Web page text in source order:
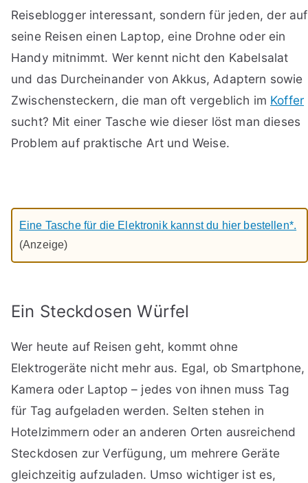
Reiseblogger interessant, sondern für jeden, der auf
seine Reisen einen Laptop, eine Drohne oder ein
Handy mitnimmt. Wer kennt nicht den Kabelsalat
und das Durcheinander von Akkus, Adaptern sowie
Zwischensteckern, die man oft vergeblich im Koffer
sucht? Mit einer Tasche wie dieser löst man dieses
Problem auf praktische Art und Weise.
Eine Tasche für die Elektronik kannst du hier bestellen*.
(Anzeige)
Ein Steckdosen Würfel
Wer heute auf Reisen geht, kommt ohne
Elektrogeräte nicht mehr aus. Egal, ob Smartphone,
Kamera oder Laptop – jedes von ihnen muss Tag
für Tag aufgeladen werden. Selten stehen in
Hotelzimmern oder an anderen Orten ausreichend
Steckdosen zur Verfügung, um mehrere Geräte
gleichzeitig aufzuladen. Umso wichtiger ist es,